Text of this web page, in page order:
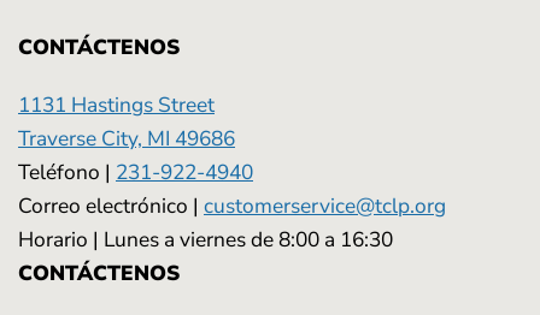
CONTÁCTENOS
1131 Hastings Street
Traverse City, MI 49686
Teléfono | 231-922-4940
Correo electrónico | customerservice@tclp.org
Horario | Lunes a viernes de 8:00 a 16:30
CONTÁCTENOS